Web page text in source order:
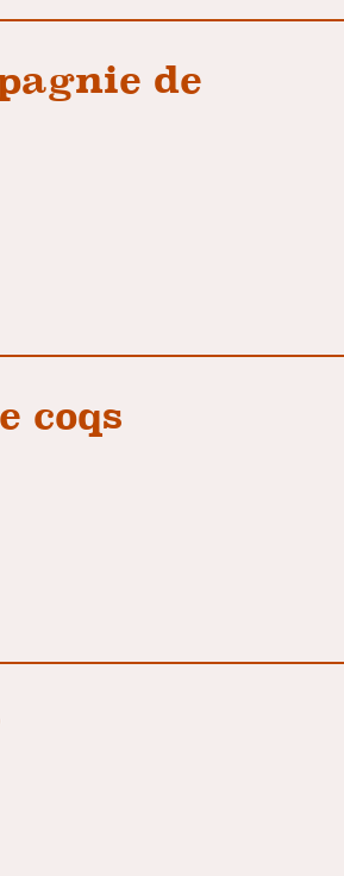
de
coqs